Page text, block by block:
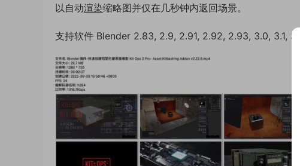
以自动渲染缩略图并仅在几秒钟内返回场景。
支持软件 Blender 2.83, 2.9, 2.91, 2.92, 2.93, 3.0, 3.1,